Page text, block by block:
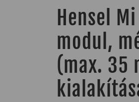
Hensel
modul,
(max. 35